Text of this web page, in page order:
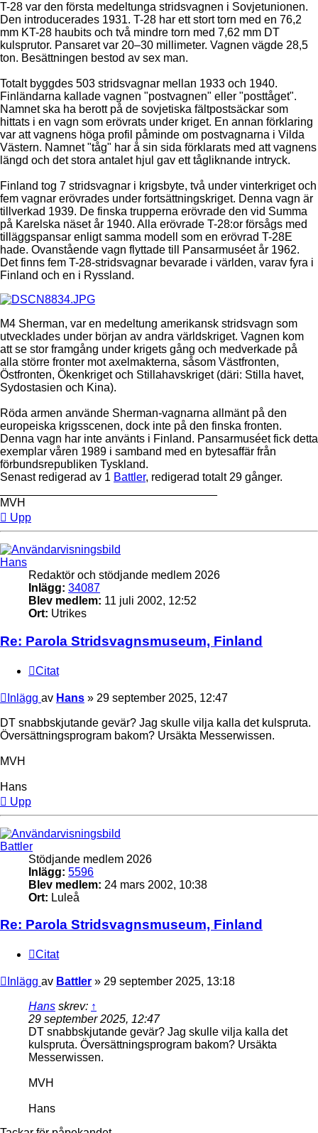
T-28 var den första medeltunga stridsvagnen i Sovjetunionen.
Den introducerades 1931. T-28 har ett stort torn med en 76,2
mm KT-28 haubits och två mindre torn med 7,62 mm DT
kulsprutor. Pansaret var 20–30 millimeter. Vagnen vägde 28,5
ton. Besättningen bestod av sex man.
Totalt byggdes 503 stridsvagnar mellan 1933 och 1940.
Finländarna kallade vagnen "postvagnen" eller "posttåget".
Namnet ska ha berott på de sovjetiska fältpostsäckar som
hittats i en vagn som erövrats under kriget. En annan förklaring
var att vagnens höga profil påminde om postvagnarna i Vilda
Västern. Namnet "tåg" har å sin sida förklarats med att vagnens
längd och det stora antalet hjul gav ett tågliknande intryck.
Finland tog 7 stridsvagnar i krigsbyte, två under vinterkriget och
fem vagnar erövrades under fortsättningskriget. Denna vagn är
tillverkad 1939. De finska trupperna erövrade den vid Summa
på Karelska näset år 1940. Alla erövrade T-28:or försågs med
tilläggspansar enligt samma modell som en erövrad T-28E
hade. Ovanstående vagn flyttade till Pansarmuséet år 1962.
Det finns fem T-28-stridsvagnar bevarade i världen, varav fyra i
Finland och en i Ryssland.
M4 Sherman, var en medeltung amerikansk stridsvagn som
utvecklades under början av andra världskriget. Vagnen kom
att se stor framgång under krigets gång och medverkade på
alla större fronter mot axelmakterna, såsom Västfronten,
Östfronten, Ökenkriget och Stillahavskriget (däri: Stilla havet,
Sydostasien och Kina).
Röda armen använde Sherman-vagnarna allmänt på den
europeiska krigsscenen, dock inte på den finska fronten.
Denna vagn har inte använts i Finland. Pansarmuséet fick detta
exemplar våren 1989 i samband med en bytesaffär från
förbundsrepubliken Tyskland.
Senast redigerad av 1 Battler, redigerad totalt 29 gånger.
MVH
Upp
Hans
Redaktör och stödjande medlem 2026
Inlägg: 34087
Blev medlem: 11 juli 2002, 12:52
Ort: Utrikes
Re: Parola Stridsvagnsmuseum, Finland
Citat
Inlägg av Hans » 29 september 2025, 12:47
DT snabbskjutande gevär? Jag skulle vilja kalla det kulspruta.
Översättningsprogram bakom? Ursäkta Messerwissen.
MVH
Hans
Upp
Battler
Stödjande medlem 2026
Inlägg: 5596
Blev medlem: 24 mars 2002, 10:38
Ort: Luleå
Re: Parola Stridsvagnsmuseum, Finland
Citat
Inlägg av Battler » 29 september 2025, 13:18
Hans skrev: ↑
29 september 2025, 12:47
DT snabbskjutande gevär? Jag skulle vilja kalla det
kulspruta. Översättningsprogram bakom? Ursäkta
Messerwissen.
MVH
Hans